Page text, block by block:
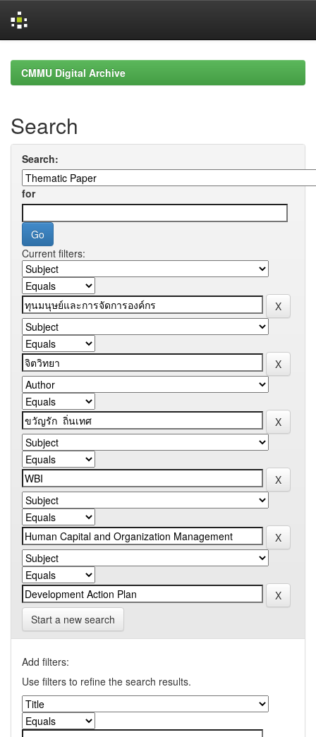
navigationCMMU Digital Archive
Search
Search:
for
Current filters:
Start a new search
Add filters:
Use filters to refine the search results.